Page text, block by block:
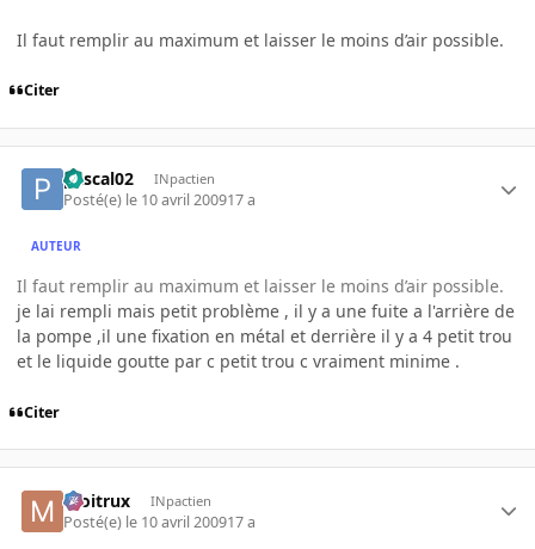
Il faut remplir au maximum et laisser le moins d’air possible.
Citer
pascal02 INpactien
Posté(e) le 10 avril 200917 a
AUTEUR
Il faut remplir au maximum et laisser le moins d’air possible.
je lai rempli mais petit problème , il y a une fuite a l'arrière de
la pompe ,il une fixation en métal et derrière il y a 4 petit trou
et le liquide goutte par c petit trou c vraiment minime .
Citer
moitrux INpactien
Posté(e) le 10 avril 200917 a